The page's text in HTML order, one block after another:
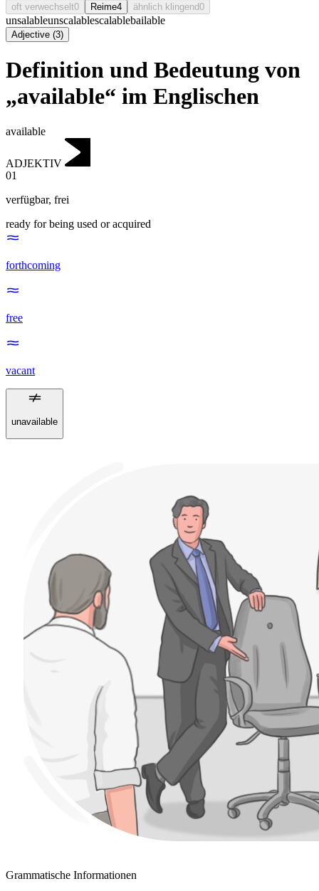
oft verwechselt0 Reime4 ähnlich klingend0
unsalableunscalablescalablebailable
Adjective (3)
Definition und Bedeutung von
„available“ im Englischen
available
ADJEKTIV
01
verfügbar, frei
ready for being used or acquired
forthcoming
free
vacant
unavailable
Grammatische Informationen